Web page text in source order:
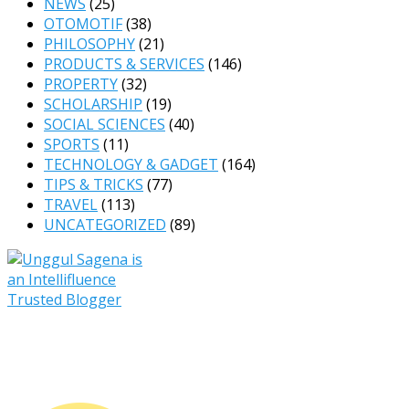
NEWS (25)
OTOMOTIF(38)
PHILOSOPHY(21)
PRODUCTS & SERVICES (146)
PROPERTY(32)
SCHOLARSHIP (19)
SOCIAL SCIENCES (40)
SPORTS (11)
TECHNOLOGY & GADGET (164)
TIPS & TRICKS (77)
TRAVEL(113)
UNCATEGORIZED (89)